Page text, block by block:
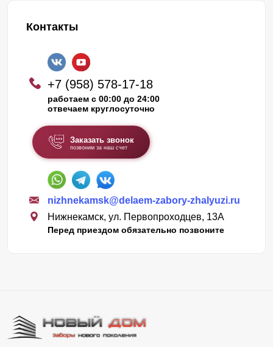
Контакты
+7 (958) 578-17-18
работаем с 00:00 до 24:00
отвечаем круглосуточно
Заказать звонок
позвоним за наш счет
nizhnekamsk@delaem-zabory-zhalyuzi.ru
Нижнекамск, ул. Первопроходцев, 13А
Перед приездом обязательно позвоните